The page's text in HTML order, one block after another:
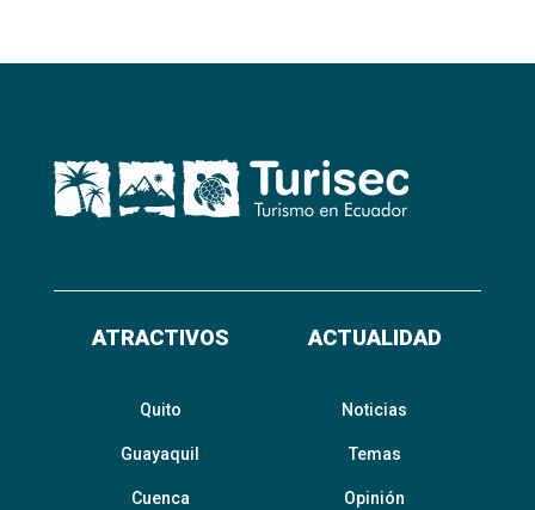
ATRACTIVOS
Quito
Guayaquil
Cuenca
ACTUALIDAD
Noticias
Temas
Opinión